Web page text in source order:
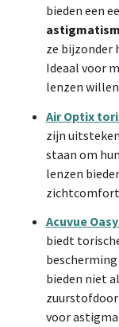
bieden een
ze bijzonder
Ideaal voor
lenzen
Air Optix
zijn
staan om
lenzen
Acuvue
biedt
bieden niet
voor